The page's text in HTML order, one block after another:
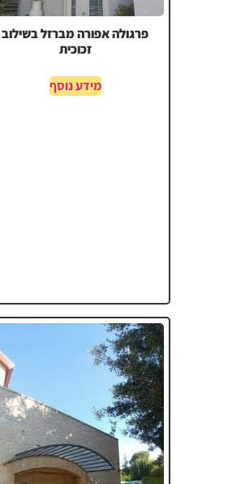
פרגולה אפורה מברזל בשילוב
זכוכית
מידע נוסף